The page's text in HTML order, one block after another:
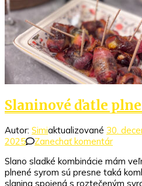
Slaninové ďatle
Autor: Simiaktualizované 30.
2025
Zanechať komentárk
ďatle
Slano sladké kombinácie mám
plnené syrom sú presne taká
slanina spojená s roztečeným